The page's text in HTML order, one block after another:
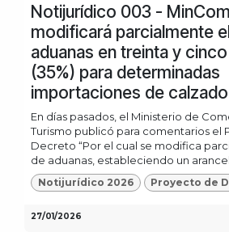
Notijurídico 003 -
modificará parcialmente
aduanas en treinta y
(35%) para determinadas
importaciones de calzado
En días pasados, el Ministerio de
Turismo publicó para comentarios el
Decreto “Por el cual se modifica
de aduanas, estableciendo un arancel
Notijurídico 2026 Proyecto de
27/01/2026